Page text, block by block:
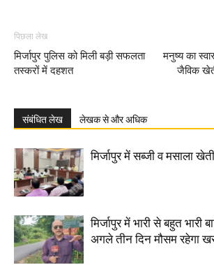
पिछला लेख
मिर्जापुर पुलिस को मिली बड़ी सफलता
तस्करों में दहशत
मनुष्य का
जैविक
संबंधित लेख लेखक से और अधिक
मिर्जापुर में सब्जी व मसाला
मिर्जापुर में भारी से बहुत
अगले तीन दिन मौसम रहेगा